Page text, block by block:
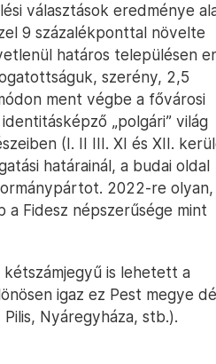
választások eredménye
9 százalékponttal növelte
határos településen
szerény, 2,5
ment végbe a fővárosi
„polgári” világ
(I. II III. XI és XII.
határainál, a budai oldal
2022-re olyan,
Fidesz népszerűsége mint
is lehetett a
igaz ez Pest megye
Nyáregyháza, stb.).